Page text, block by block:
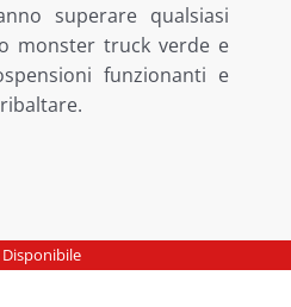
superare qualsiasi
monster truck verde e
funzionanti e